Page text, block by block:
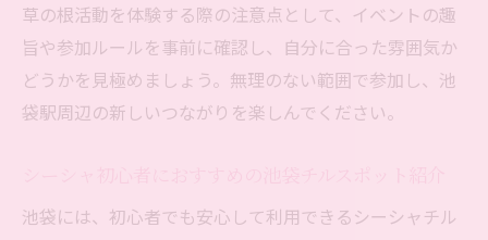
草の根活動を体験する際の注意点として、イベントの趣
旨や参加ルールを事前に確認し、自分に合った雰囲気か
どうかを見極めましょう。無理のない範囲で参加し、池
袋駅周辺の新しいつながりを楽しんでください。
池袋には、初心者でも安心して利用できるシーシャチル